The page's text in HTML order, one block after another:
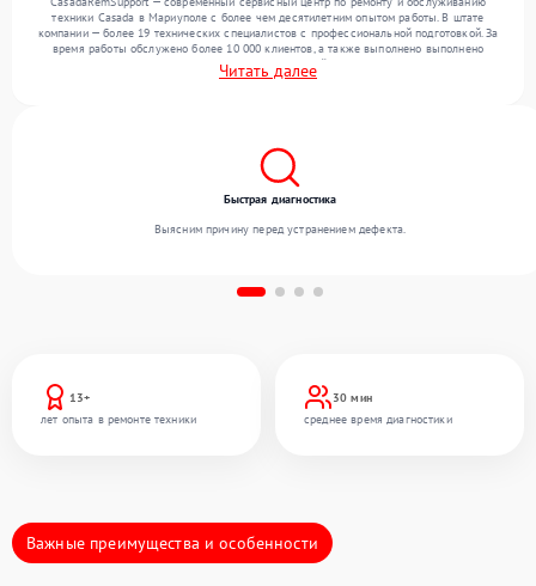
техники Casada в Мариуполе с более чем десятилетним опытом работы. В штате
компании — более 19 технических специалистов с профессиональной подготовкой. За
время работы обслужено более 10 000 клиентов, а также выполнено выполнено
более 12 000 ремонтов. Ежемесячно в сервисный центр поступает более 300
устройств, включая , , . Мы работаем с широким спектром неисправностей и
Читать далее
13+
лет опыта в ремонте техники
30 мин
среднее время диагностики
Быстрая диагностика
Выясним причину перед устранением дефекта.
Важные преимущества и особенности